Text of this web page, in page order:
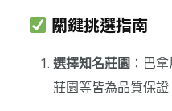
關鍵挑選指南
選擇知名莊園 ：巴
莊園等皆為品質保證